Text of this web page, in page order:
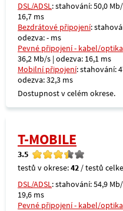
DSL/ADSL: stahování: 50,0
16,7 ms
Bezdrátové připojení:
odezva: - ms
Pevné připojení - kabel/optika
36,2 Mb/s | odezva: 16,1 ms
Mobilní připojení: stahování:
odezva: 32,3 ms
Dostupnost v celém okrese.
T-MOBILE
3.5
testů v okrese:42 / testů
DSL/ADSL: stahování: 54,9
19,6 ms
Pevné připojení - kabel/optika